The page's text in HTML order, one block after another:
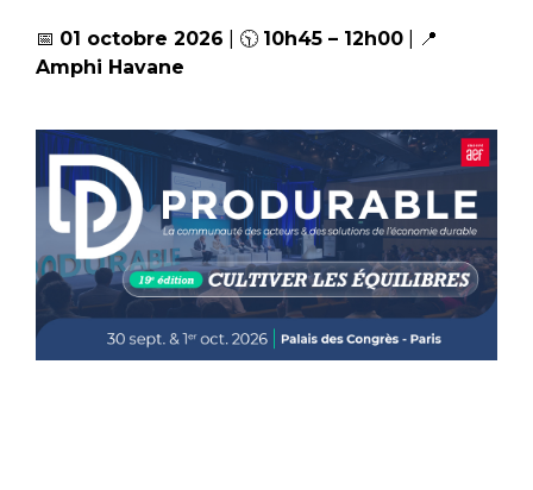
📅 01 octobre 2026 | 🕥 10h45 – 12h00 | 📍
Amphi Havane